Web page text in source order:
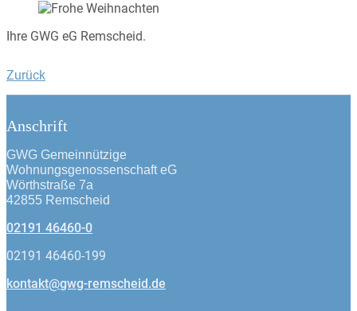
Ihre GWG eG Remscheid.
Zurück
Anschrift
GWG Gemeinnützige
Wohnungsgenossenschaft eG
Wörthstraße 7a
42855 Remscheid
02191 46460-0
02191 46460-199
kontakt@gwg-remscheid.de